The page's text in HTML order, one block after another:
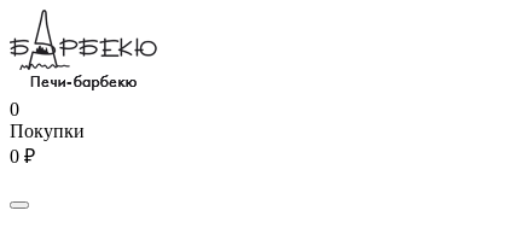
0
Покупки
0 ₽